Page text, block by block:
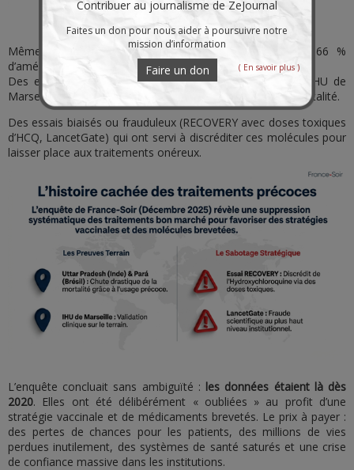
Même schéma pour l’hydroxychloroquine (424 études, 66 %
d’amélioration précoce).
Des exemples concrets (Uttar Pradesh, Pará au Brésil, IHU de
Marseille) où l’usage précoce a drastiquement réduit la mortalité.
Des essais biaisés ou frauduleux (RECOVERY avec doses toxiques
d’HCQ, LancetGate) qui ont servi à discréditer ces molécules pour
laisser place aux traitements onéreux.
L’enquête concluait sans ambiguïté : les données étaient là dès
2020. Elles ont été délibérément « oubliées » au profit d’une
stratégie vaccinale et de médicaments brevetés. Le prix à payer :
des pertes de chances pour les patients, des millions de vies
perdues inutilement, des systèmes de santé saturés et une crise
de confiance massive dans les institutions.
Contribuer au journalisme de ZeJournal
Faites un don pour nous aider à poursuivre notre
mission d’information
Faire un don ( En savoir plus )